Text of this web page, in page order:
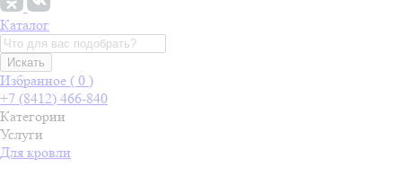
Каталог
Искать
Избранное ( 0 )
+7 (8412) 466-840
Категории
Услуги
Для кровли